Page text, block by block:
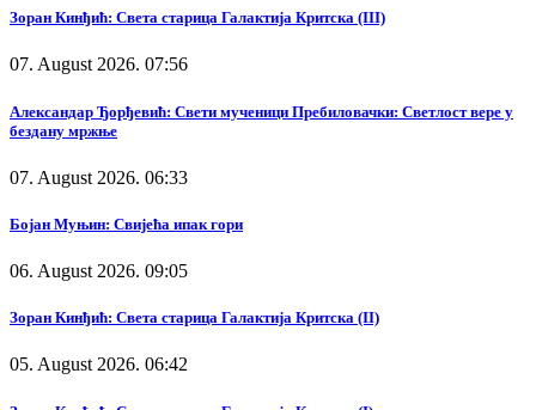
Зоран Кинђић: Света старица Галактија Критска (III)
07. August 2026. 07:56
Александар Ђорђевић: Свети мученици Пребиловачки: Светлост вере у
бездану мржње
07. August 2026. 06:33
Бојан Муњин: Свијећа ипак гори
06. August 2026. 09:05
Зоран Кинђић: Света старица Галактија Критска (II)
05. August 2026. 06:42